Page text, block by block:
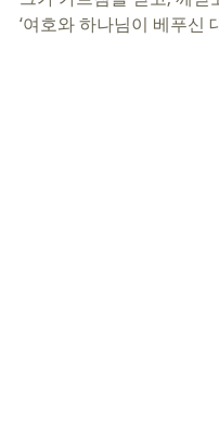
‘여호와 하나님이 베푸신